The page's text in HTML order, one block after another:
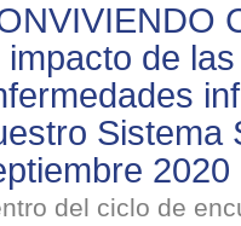
impacto de
Sistema
2020
del ciclo de